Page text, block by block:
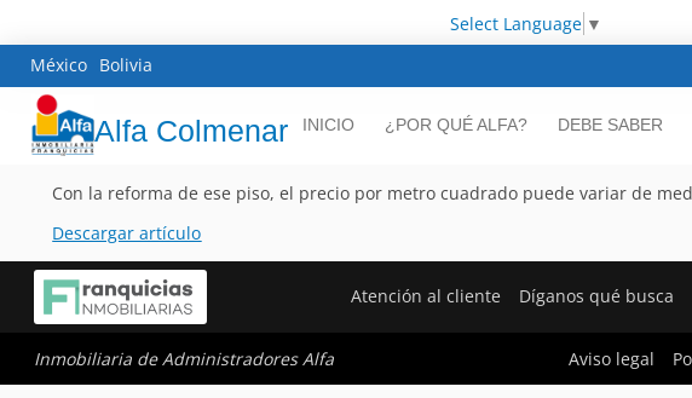
Select Language ▼
México Bolivia
Alfa Colmenar INICIO ¿POR QUÉ ALFA? DEBE SABER
Con la reforma de ese piso, el precio por metro cuadrado puede variar de
Descargar artículo
Atención al cliente Díganos qué busca
Inmobiliaria de Administradores Alfa Aviso legal